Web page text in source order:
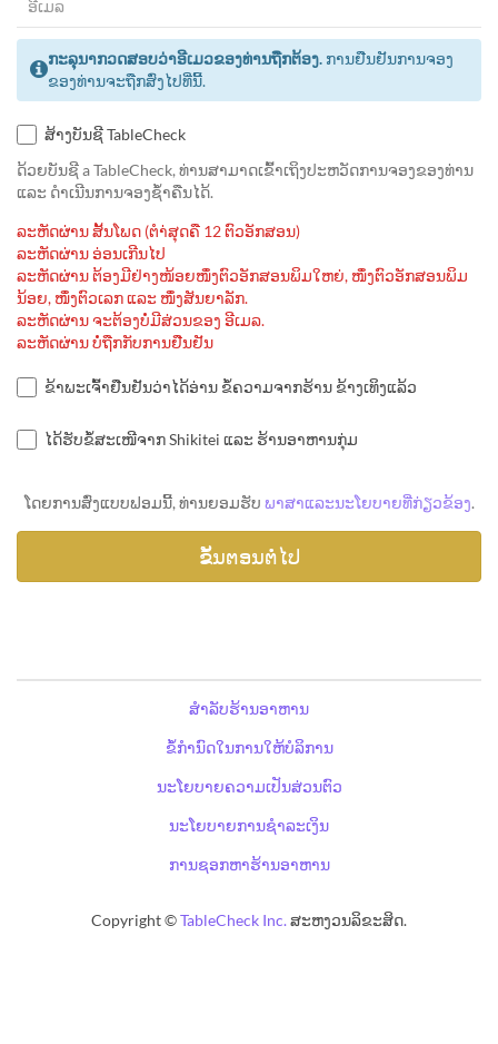
ກະລຸນາກວດສອບວ່າອີເມວຂອງທ່ານຖືກຕ້ອງ. ການຢືນຢັນການຈອງ
ຂອງທ່ານຈະຖືກສົ່ງໄປທີ່ນີ້.
ສ້າງບັນຊີ TableCheck
ດ້ວຍບັນຊີ a TableCheck, ທ່ານສາມາດເຂົ້າເຖິງປະຫວັດການຈອງຂອງທ່ານ
ແລະ ດຳເນີນການຈອງຊ້ຳຄືນໄດ້.
ລະຫັດຜ່ານ ສັ້ນໂພດ (ຕຳ່ສຸດຄື 12 ຕົວອັກສອນ)
ລະຫັດຜ່ານ ອ່ອນເກີນໄປ
ລະຫັດຜ່ານ ຕ້ອງມີຢ່າງໜ້ອຍໜຶ່ງຕົວອັກສອນພິມໃຫຍ່, ໜຶ່ງຕົວອັກສອນພິມ
ນ້ອຍ, ໜຶ່ງຕົວເລກ ແລະ ໜຶ່ງສັນຍາລັກ.
ລະຫັດຜ່ານ ຈະຕ້ອງບໍ່ມີສ່ວນຂອງ ອີເມລ.
ລະຫັດຜ່ານ ບໍ່ຖືກກັບການຢືນຢັນ
ຂ້າພະເຈົ້າຢືນຢັນວ່າໄດ້ອ່ານ ຂໍ້ຄວາມຈາກຮ້ານ ຂ້າງເທິງແລ້ວ
ໄດ້ຮັບຂໍ້ສະເໜີຈາກ Shikitei ແລະ ຮ້ານອາຫານກຸ່ມ
ໂດຍການສົ່ງແບບຟອມນີ້, ທ່ານຍອມຮັບ ພາສາແລະນະໂຍບາຍທີ່ກ່ຽວຂ້ອງ.
ສຳລັບຮ້ານອາຫານ
ຂໍ້ກຳນົດໃນການໃຫ້ບໍລິການ
ນະໂຍບາຍຄວາມເປັນສ່ວນຕົວ
ນະໂຍບາຍການຊຳລະເງິນ
ການຊອກຫາຮ້ານອາຫານ
Copyright ©TableCheck Inc.ສະຫງວນລິຂະສິດ.